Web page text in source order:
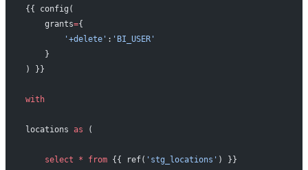
{{ config(
    grants
={
        '+delete'
: 'BI_USER'
    }
) }}
with
locations as (
    select
* from {{ ref( 'stg_locations' ) }}